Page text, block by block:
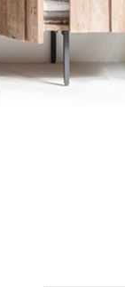
Leiterregale
Nachtschränke
Konsolen